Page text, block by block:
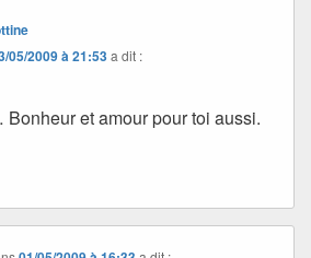
05/2009 à 21:53a dit :
et amour pour toi aussi.